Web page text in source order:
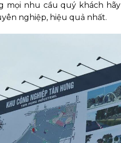
mọi nhu cầu quý khách
nghiệp, hiệu quả nhất.